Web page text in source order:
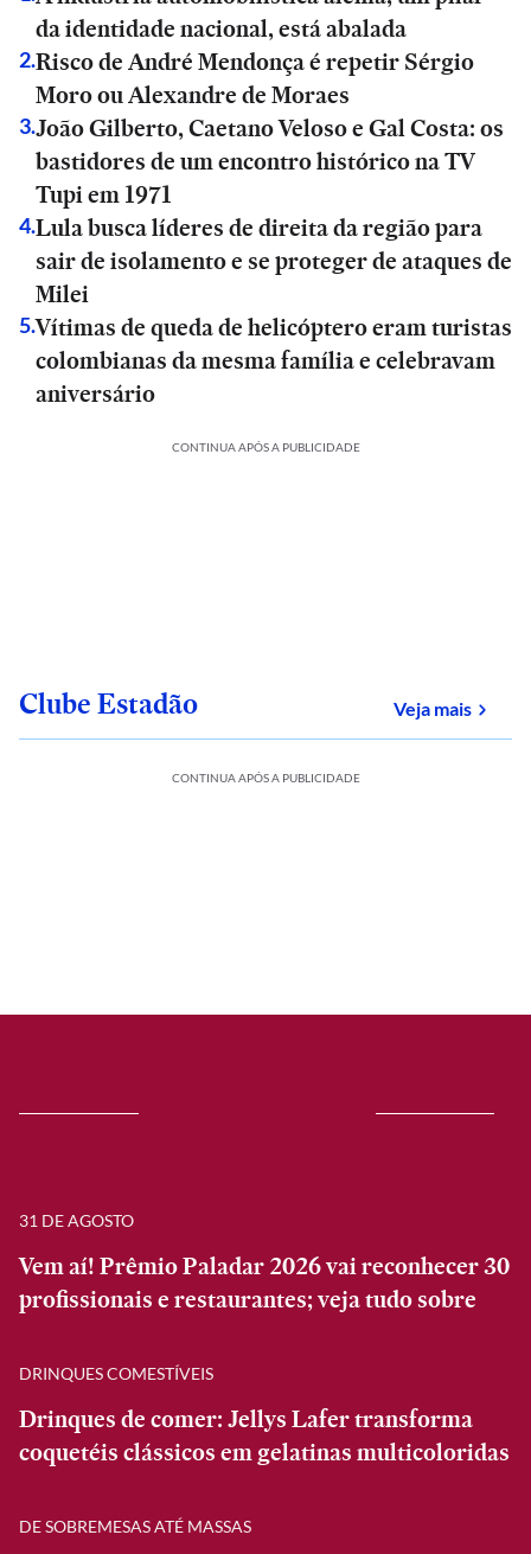
da identidade nacional, está abalada
2.Risco de André Mendonça é repetir Sérgio
Moro ou Alexandre de Moraes
3.João Gilberto, Caetano Veloso e Gal Costa: os
bastidores de um encontro histórico na TV
Tupi em 1971
4.Lula busca líderes de direita da região para
sair de isolamento e se proteger de ataques de
Milei
5.Vítimas de queda de helicóptero eram turistas
colombianas da mesma família e celebravam
aniversário
CONTINUA APÓS A PUBLICIDADE
Clube Estadão Veja maissobre
CONTINUA APÓS A PUBLICIDADE
31 DE AGOSTO
Vem aí! Prêmio Paladar 2026 vai reconhecer 30
profissionais e restaurantes; veja tudo sobre
DRINQUES COMESTÍVEIS
Drinques de comer: Jellys Lafer transforma
coquetéis clássicos em gelatinas multicoloridas
DE SOBREMESAS ATÉ MASSAS